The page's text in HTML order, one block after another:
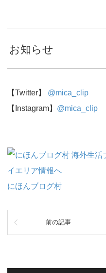
お知らせ
【Twitter】 @mica_clip
【Instagram】 @mica_clip
にほんブログ村
前の記事